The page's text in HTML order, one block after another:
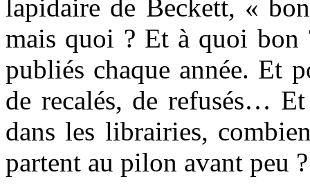
lapidaire de Beckett, «
mais quoi ? Et à quoi
publiés chaque année. Et
de recalés, de refusés…
dans les librairies,
partent au pilon avant peu ?